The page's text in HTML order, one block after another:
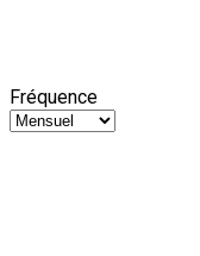
Fréquence